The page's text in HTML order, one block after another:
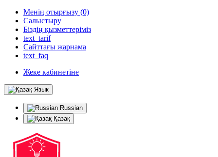
Менің отырғызу (0)
Салыстыру
Біздің қызметтеріміз
text_tarif
Сайттағы жарнама
text_faq
Жеке кабинетіне
Язык
Russian
Қазақ